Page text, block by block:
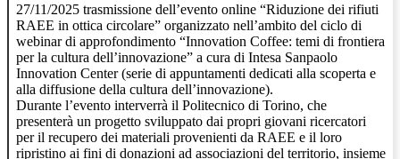
27/11/2025 trasmissione dell’evento online “Riduzione dei rifiuti
RAEE in ottica circolare” organizzato nell’ambito del ciclo di
webinar di approfondimento “Innovation Coffee: temi di frontiera
per la cultura dell’innovazione” a cura di Intesa Sanpaolo
Innovation Center (serie di appuntamenti dedicati alla scoperta e
alla diffusione della cultura dell’innovazione).
Durante l’evento interverrà il Politecnico di Torino, che
presenterà un progetto sviluppato dai propri giovani ricercatori
per il recupero dei materiali provenienti da RAEE e il loro
ripristino ai fini di donazioni ad associazioni del territorio, insieme